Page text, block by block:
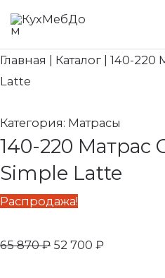
Перейти
содержимому
Главная Каталог
140-220
Latte
Категория: Матрасы
140-220 Матрас
Simple Latte
Распродажа!
65 870₽
Первоначальная
составляла
52 700 ₽
52
Search...